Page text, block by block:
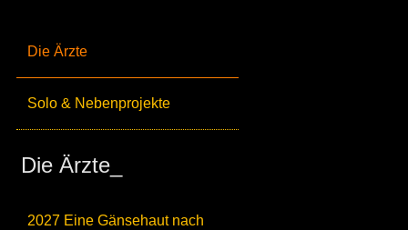
Die Ärzte
Solo & Nebenprojekte
Die Ärzte_
2027 Eine Gänsehaut nach